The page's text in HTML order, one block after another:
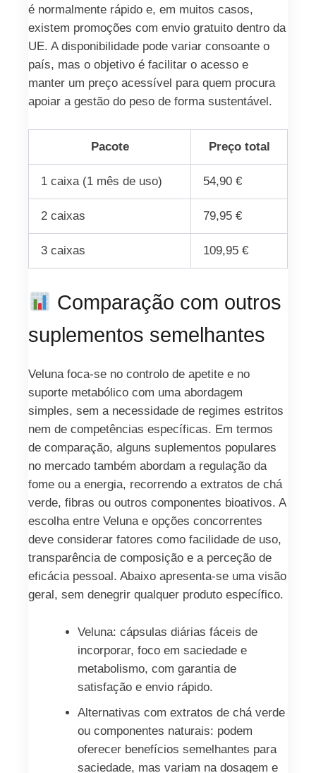
é normalmente rápido e, em muitos casos,
existem promoções com envio gratuito dentro da
UE. A disponibilidade pode variar consoante o
país, mas o objetivo é facilitar o acesso e
manter um preço acessível para quem procura
apoiar a gestão do peso de forma sustentável.
Pacote Preço total
1 caixa (1 mês de uso) 54,90 €
2 caixas 79,95 €
3 caixas 109,95 €
Comparação com outros
suplementos semelhantes
Veluna foca-se no controlo de apetite e no
suporte metabólico com uma abordagem
simples, sem a necessidade de regimes estritos
nem de competências específicas. Em termos
de comparação, alguns suplementos populares
no mercado também abordam a regulação da
fome ou a energia, recorrendo a extratos de chá
verde, fibras ou outros componentes bioativos. A
escolha entre Veluna e opções concorrentes
deve considerar fatores como facilidade de uso,
transparência de composição e a perceção de
eficácia pessoal. Abaixo apresenta-se uma visão
geral, sem denegrir qualquer produto específico.
Veluna: cápsulas diárias fáceis de
incorporar, foco em saciedade e
metabolismo, com garantia de
satisfação e envio rápido.
Alternativas com extratos de chá verde
ou componentes naturais: podem
oferecer benefícios semelhantes para
saciedade, mas variam na dosagem e